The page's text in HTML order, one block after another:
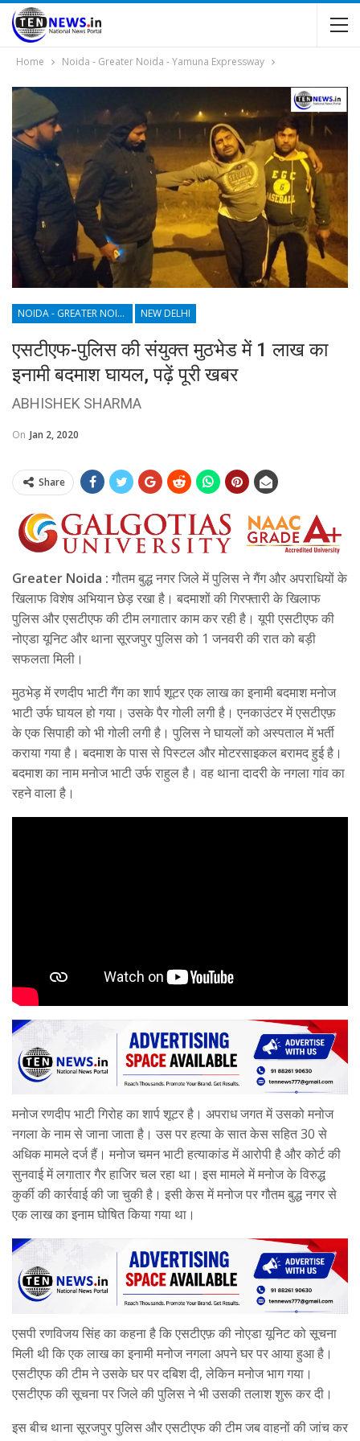
Home Noida - Greater Noida - Yamuna Expressway
NOIDA - GREATER NOIDA - YAMUNA EXPRESSWAY NEW DELHI
एसटीएफ-पुलिस की संयुक्त मुठभेड में 1 लाख का
इनामी बदमाश घायल, पढ़ें पूरी खबर
ABHISHEK SHARMA
On Jan 2, 2020
Share
Greater Noida : गौतम बुद्ध नगर जिले में पुलिस ने गैंग और अपराधियों के
खिलाफ विशेष अभियान छेड़ रखा है। बदमाशों की गिरफ्तारी के खिलाफ
पुलिस और एसटीएफ की टीम लगातार काम कर रही है। यूपी एसटीएफ की
नोएडा यूनिट और थाना सूरजपुर पुलिस को 1 जनवरी की रात को बड़ी
सफलता मिली।
मुठभेड़ में रणदीप भाटी गैंग का शार्प शूटर एक लाख का इनामी बदमाश मनोज
भाटी उर्फ घायल हो गया। उसके पैर गोली लगी है। एनकाउंटर में एसटीएफ़
के एक सिपाही को भी गोली लगी है। पुलिस ने घायलों को अस्पताल में भर्ती
कराया गया है। बदमाश के पास से पिस्टल और मोटरसाइकल बरामद हुई है।
बदमाश का नाम मनोज भाटी उर्फ राहुल है। वह थाना दादरी के नगला गांव का
रहने वाला है।
मनोज रणदीप भाटी गिरोह का शार्प शूटर है। अपराध जगत में उसको मनोज
नगला के नाम से जाना जाता है। उस पर हत्या के सात केस सहित 30 से
अधिक मामले दर्ज हैं। मनोज चमन भाटी हत्याकांड में आरोपी है और कोर्ट की
सुनवाई में लगातार गैर हाजिर चल रहा था। इस मामले में मनोज के विरुद्ध
कुर्की की कार्रवाई की जा चुकी है। इसी केस में मनोज पर गौतम बुद्ध नगर से
एक लाख का इनाम घोषित किया गया था।
एसपी रणविजय सिंह का कहना है कि एसटीएफ़ की नोएडा यूनिट को सूचना
मिली थी कि एक लाख का इनामी मनोज नगला अपने घर पर आया हुआ है।
एसटीएफ की टीम ने उसके घर पर दबिश दी, लेकिन मनोज भाग गया।
एसटीएफ की सूचना पर जिले की पुलिस ने भी उसकी तलाश शुरू कर दी।
इस बीच थाना सूरजपुर पुलिस और एसटीएफ की टीम जब वाहनों की जांच कर